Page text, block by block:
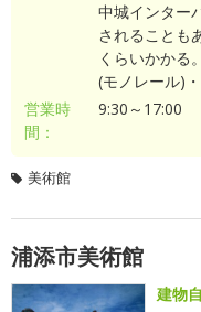
中城インター
されることも
くらいかかる
(モノレール)
営業時
間：
9:30～17:00
美術館
浦添市美術館
建物